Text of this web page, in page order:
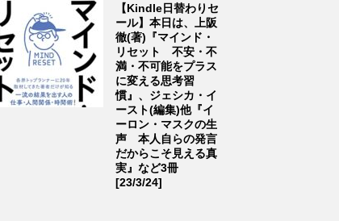
【Kindle日替わりセ
ール】本日は、上阪
徹(著)『マインド・
リセット 不安・不
満・不可能をプラス
に変える思考習
慣』、ジェシカ・イ
ースト(編集)他『イ
ーロン・マスクの生
声 本人自らの発言
だからこそ見える真
実』など3冊
[23/3/24]